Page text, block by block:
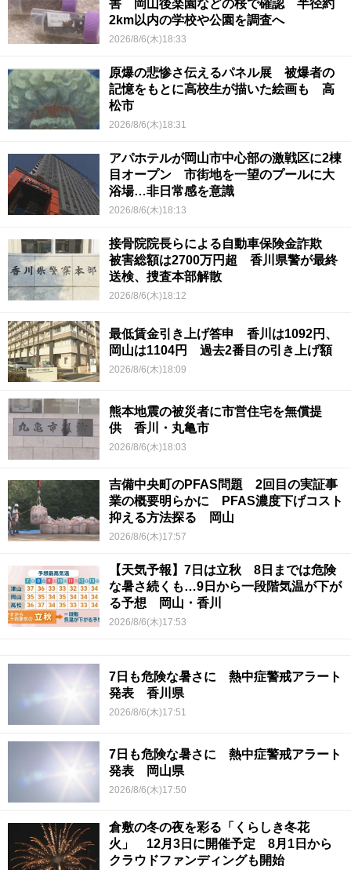
害 岡山後楽園などの桜で確認 半径約
2km以内の学校や公園を調査へ
2026/8/6(木)18:33
原爆の悲惨さ伝えるパネル展 被爆者の
記憶をもとに高校生が描いた絵画も 高
松市
2026/8/6(木)18:31
アパホテルが岡山市中心部の激戦区に2棟
目オープン 市街地を一望のプールに大
浴場…非日常感を意識
2026/8/6(木)18:13
接骨院院長らによる自動車保険金詐欺
被害総額は2700万円超 香川県警が最終
送検、捜査本部解散
2026/8/6(木)18:12
最低賃金引き上げ答申 香川は1092円、
岡山は1104円 過去2番目の引き上げ額
2026/8/6(木)18:09
熊本地震の被災者に市営住宅を無償提
供 香川・丸亀市
2026/8/6(木)18:03
吉備中央町のPFAS問題 2回目の実証事
業の概要明らかに PFAS濃度下げコスト
抑える方法探る 岡山
2026/8/6(木)17:57
【天気予報】7日は立秋 8日までは危険
な暑さ続くも…9日から一段階気温が下が
る予想 岡山・香川
2026/8/6(木)17:53
7日も危険な暑さに 熱中症警戒アラート
発表 香川県
2026/8/6(木)17:51
7日も危険な暑さに 熱中症警戒アラート
発表 岡山県
2026/8/6(木)17:50
倉敷の冬の夜を彩る「くらしき冬花
火」 12月3日に開催予定 8月1日から
クラウドファンディングも開始